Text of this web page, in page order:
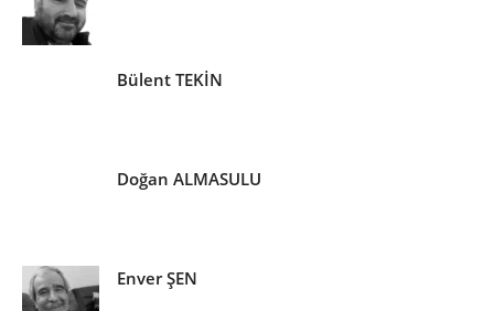
Bülent TEKİN
Doğan ALMASULU
Enver ŞEN